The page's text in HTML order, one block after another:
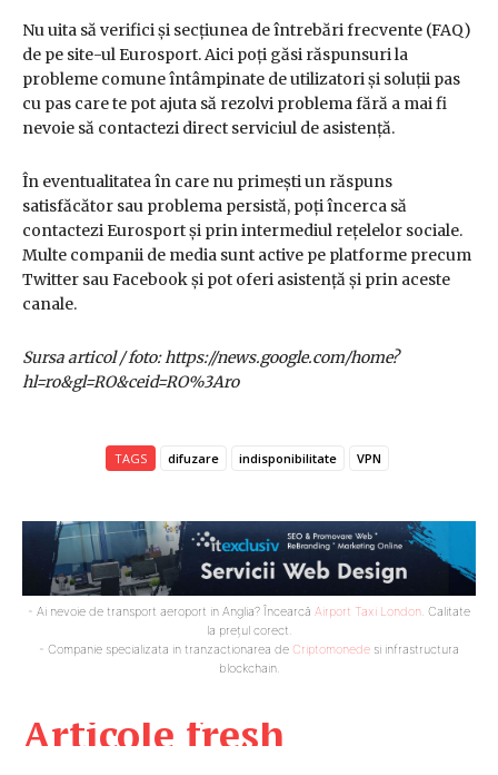
Articole fresh
Nu uita să verifici și secțiunea de întrebări frecvente (FAQ)
de pe site-ul Eurosport. Aici poți găsi răspunsuri la
probleme comune întâmpinate de utilizatori și soluții pas
cu pas care te pot ajuta să rezolvi problema fără a mai fi
nevoie să contactezi direct serviciul de asistență.
În eventualitatea în care nu primești un răspuns
satisfăcător sau problema persistă, poți încerca să
contactezi Eurosport și prin intermediul rețelelor sociale.
Multe companii de media sunt active pe platforme precum
Twitter sau Facebook și pot oferi asistență și prin aceste
canale.
Sursa articol / foto: https://news.google.com/home?
hl=ro&gl=RO&ceid=RO%3Aro
TAGS difuzare indisponibilitate VPN
- Ai nevoie de transport aeroport in Anglia? Încearcă Airport Taxi London. Calitate
la prețul corect.
- Companie specializata in tranzactionarea de Criptomonede si infrastructura
blockchain.